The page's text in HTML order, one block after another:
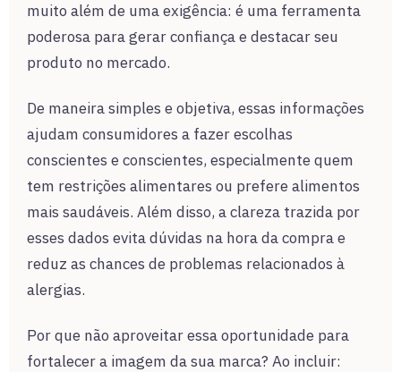
muito além de uma exigência: é uma ferramenta
poderosa para gerar confiança e destacar seu
produto no mercado.
De maneira simples e objetiva, essas informações
ajudam consumidores a fazer escolhas
conscientes e conscientes, especialmente quem
tem restrições alimentares ou prefere alimentos
mais saudáveis. Além disso, a clareza trazida por
esses dados evita dúvidas na hora da compra e
reduz as chances de problemas relacionados à
alergias.
Por que não aproveitar essa oportunidade para
fortalecer a imagem da sua marca? Ao incluir: